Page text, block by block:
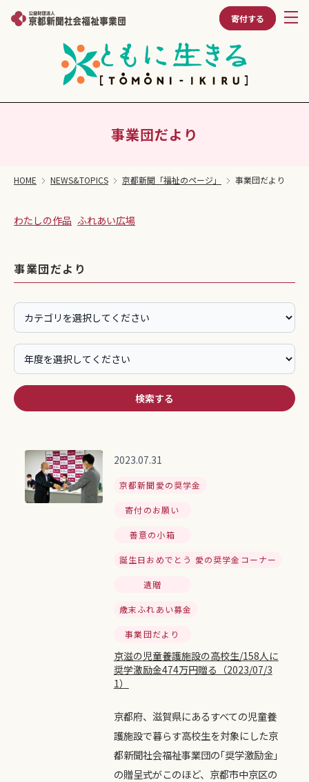
寄付する
事業団だより
HOME NEWS&TOPICS 京都新聞「福祉のページ」 事業団だより
わたしの作品 ふれあい広場
事業団だより
検索する
2023.07.31
京都新聞愛の奨学金
寄付のお願い
善意の小箱
誕生日おめでとう 愛の奨学金コーナー
遺贈
歳末ふれあい募金
事業団だより
京滋の児童養護施設の高校生/158人に
奨学激励金474万円贈る（2023/07/3
1）
京都府、滋賀県にあるすべての児童養
護施設で暮らす高校生を対象にした京
都新聞社会福祉事業団の｢奨学激励金｣
の贈呈式がこのほど、京都市中京区の